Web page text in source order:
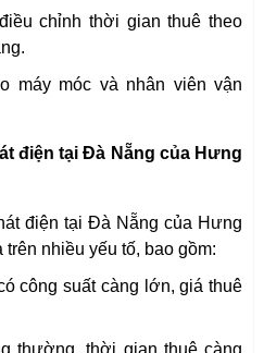
chỉnh thời gian thuê theo
máy móc và nhân viên vận
điện tại Đà Nẵng của Hưng
điện tại Đà Nẵng của Hưng
nhiều yếu tố, bao gồm:
công suất càng lớn, giá thuê
thường, thời gian thuê càng